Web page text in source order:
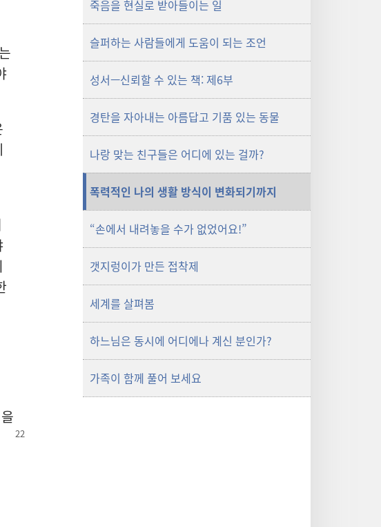
죽음을 현실로 받아들이는 일
슬퍼하는 사람들에게 도움이 되는 조언
성서—신뢰할 수 있는 책: 제6부
경탄을 자아내는 아름답고 기품 있는 동물
나랑 맞는 친구들은 어디에 있는 걸까?
폭력적인 나의 생활 방식이 변화되기까지
“손에서 내려놓을 수가 없었어요!”
갯지렁이가 만든 접착제
세계를 살펴봄
하느님은 동시에 어디에나 계신 분인가?
가족이 함께 풀어 보세요